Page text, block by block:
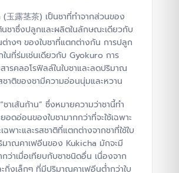
玉露茎茶) เป็นชาที่ทำจากส่วนของ
นชาซึ่งปลูกและผลิตในลักษณะเดียวกับ
างๆ ของใบชาที่แตกต่างกัน การปลูก
ในที่ร่มเช่นเดียวกับ Gyokuro การ
ารคลอโรฟิลล์ในใบชาและลดปริมาณ
าติของชามีความอ่อนนุ่มและหวาน
าเส้นก้าน” ซึ่งหมายความว่าชานี้ทำ
อดอ่อนของใบชามากกว่าที่จะใช้เฉพาะ
พาะและรสชาติที่แตกต่างจากชาที่ใช้ใบ
มาณคาเฟอีนของ Kukicha มักจะมี
ว่าเมื่อเทียบกับชาชนิดอื่น เนื่องจาก
กิ่งเล็กๆ ที่มีปริมาณคาเฟอีนต่ำกว่าใบ